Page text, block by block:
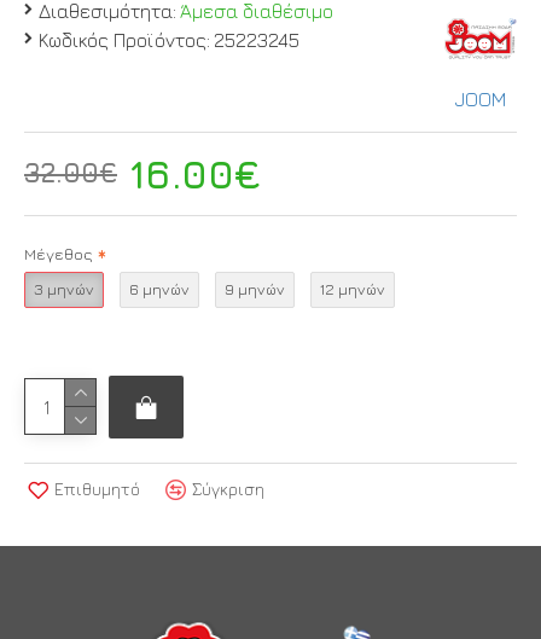
Διαθεσιμότητα: Άμεσα διαθέσιμο
Κωδικός Προϊόντος: 25223245
JOOM
16.00€
32.00€
Μέγεθος
3 μηνών
6 μηνών 9 μηνών 12 μηνών
Επιθυμητό Σύγκριση